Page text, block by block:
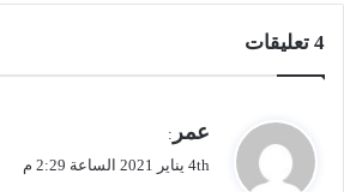
‫4 تعليقات
ي
عمر :
4th يناير 2021 الساعة 2:29 م